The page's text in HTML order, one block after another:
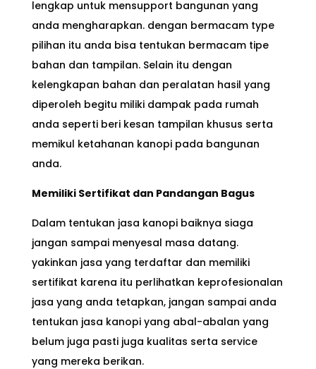
lengkap untuk mensupport bangunan yang
anda mengharapkan. dengan bermacam type
pilihan itu anda bisa tentukan bermacam tipe
bahan dan tampilan. Selain itu dengan
kelengkapan bahan dan peralatan hasil yang
diperoleh begitu miliki dampak pada rumah
anda seperti beri kesan tampilan khusus serta
memikul ketahanan kanopi pada bangunan
anda.
Memiliki Sertifikat dan Pandangan Bagus
Dalam tentukan jasa kanopi baiknya siaga
jangan sampai menyesal masa datang.
yakinkan jasa yang terdaftar dan memiliki
sertifikat karena itu perlihatkan keprofesionalan
jasa yang anda tetapkan, jangan sampai anda
tentukan jasa kanopi yang abal-abalan yang
belum juga pasti juga kualitas serta service
yang mereka berikan.